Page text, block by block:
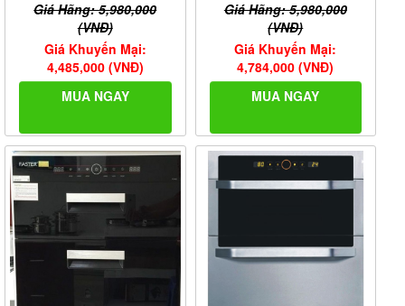
Giá Hãng: 5,980,000
(VNĐ)
Giá Khuyến Mại:
4,485,000 (VNĐ)
MUA NGAY
Giá Hãng: 5,980,000
(VNĐ)
Giá Khuyến Mại:
4,784,000 (VNĐ)
MUA NGAY